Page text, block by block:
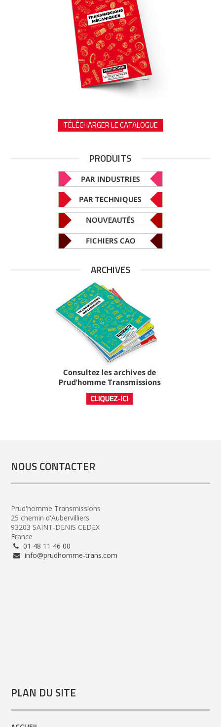
TÉLÉCHARGER LE CATALOGUE
PRODUITS
ARCHIVES
NOUS CONTACTER
Prud'homme Transmissions
25 chemin d'Aubervilliers
93203 SAINT-DENIS CEDEX
France
01 48 11 46 00
info@prudhomme-trans.com
PLAN DU SITE